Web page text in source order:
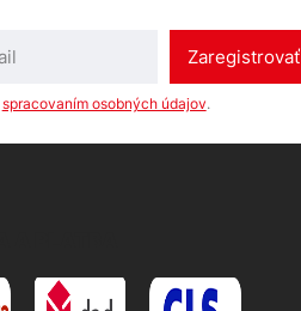
Zaregistrovať
spracovaním osobných údajov.